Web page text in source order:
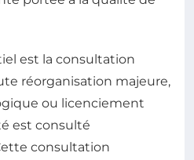
est la consultation
réorganisation majeure,
ou licenciement
est consulté
consultation